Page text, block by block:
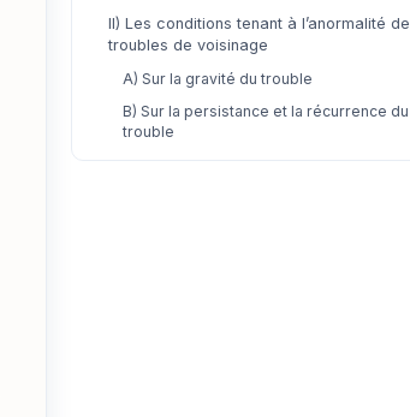
II) Les conditions tenant à l’anormalité de
troubles de voisinage
A) Sur la gravité du trouble
B) Sur la persistance et la récurrence du
trouble